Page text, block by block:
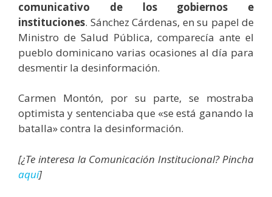
comunicativo de los gobiernos e
instituciones. Sánchez Cárdenas, en su papel de
Ministro de Salud Pública, comparecía ante el
pueblo dominicano varias ocasiones al día para
desmentir la desinformación.
Carmen Montón, por su parte, se mostraba
optimista y sentenciaba que «se está ganando la
batalla» contra la desinformación.
[¿Te interesa la Comunicación Institucional? Pincha
aquí]